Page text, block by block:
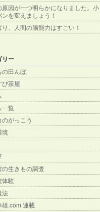
原因が一つ明らかになりました。小
ンを変えましょう！
、人間の腸能力はすごい！
リー
の田んぼ
び茶屋
一覧
のがっこう
境
の生きもの調査
体験
法
雄.com 連載